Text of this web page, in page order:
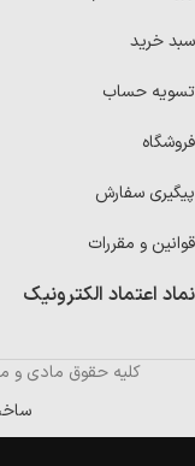
سبد خرید
تسویه حساب
فروشگاه
پیگیری سفارش
قوانین و مقررات
نماد اعتماد الکترونیک
کلیه حقوق مادی و